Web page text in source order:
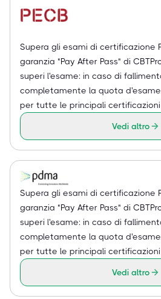
Supera gli esami di certificazione
garanzia "Pay After Pass" di
superi l'esame: in caso di
completamente la quota
per tutte le principali certificazioni
Vedi altro
Supera gli esami di certificazione
garanzia "Pay After Pass" di
superi l'esame: in caso di
completamente la quota
per tutte le principali certificazioni
Vedi altro